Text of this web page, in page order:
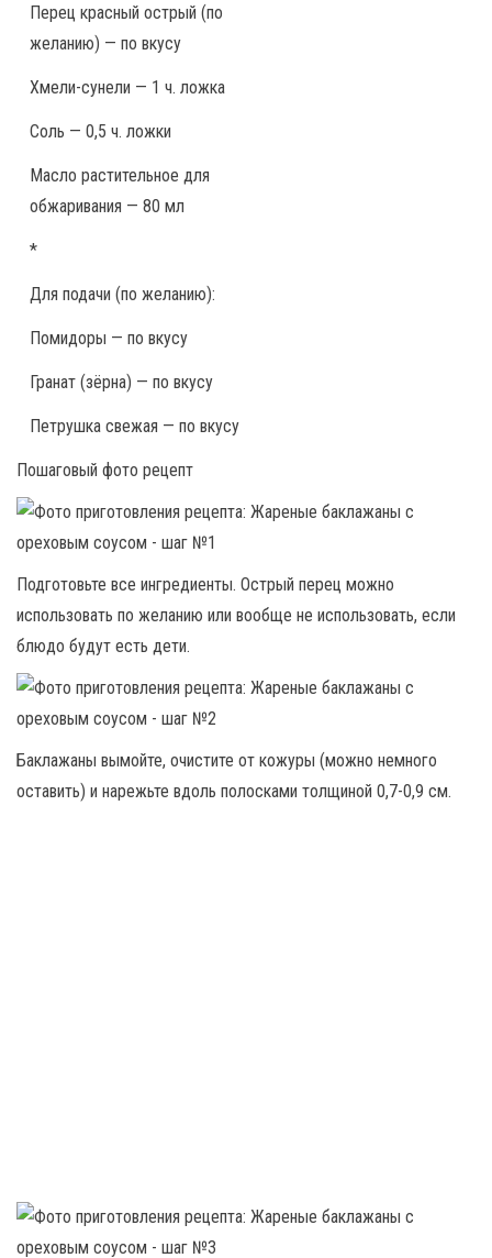
Перец красный острый (по
желанию) — по вкусу
Хмели-сунели — 1 ч. ложка
Соль — 0,5 ч. ложки
Масло растительное для
обжаривания — 80 мл
*
Для подачи (по желанию):
Помидоры — по вкусу
Гранат (зёрна) — по вкусу
Петрушка свежая — по вкусу
Пошаговый фото рецепт
Подготовьте все ингредиенты. Острый перец можно
использовать по желанию или вообще не использовать, если
блюдо будут есть дети.
Баклажаны вымойте, очистите от кожуры (можно немного
оставить) и нарежьте вдоль полосками толщиной 0,7-0,9 см.